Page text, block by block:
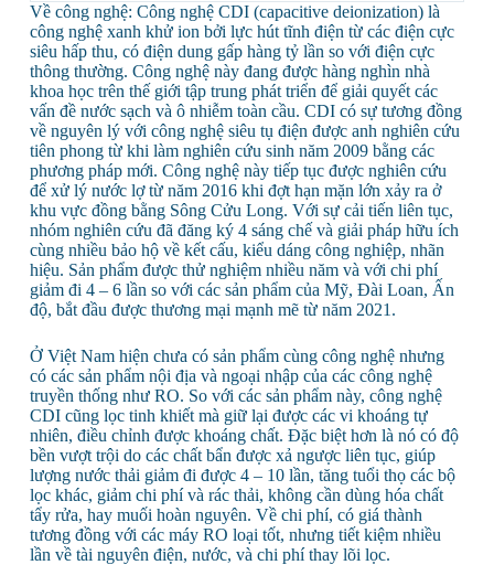
Về công nghệ: Công nghệ CDI (capacitive deionization) là
công nghệ xanh khử ion bởi lực hút tĩnh điện từ các điện cực
siêu hấp thu, có điện dung gấp hàng tỷ lần so với điện cực
thông thường. Công nghệ này đang được hàng nghìn nhà
khoa học trên thế giới tập trung phát triển để giải quyết các
vấn đề nước sạch và ô nhiễm toàn cầu. CDI có sự tương đồng
về nguyên lý với công nghệ siêu tụ điện được anh nghiên cứu
tiên phong từ khi làm nghiên cứu sinh năm 2009 bằng các
phương pháp mới. Công nghệ này tiếp tục được nghiên cứu
để xử lý nước lợ từ năm 2016 khi đợt hạn mặn lớn xảy ra ở
khu vực đồng bằng Sông Cửu Long. Với sự cải tiến liên tục,
nhóm nghiên cứu đã đăng ký 4 sáng chế và giải pháp hữu ích
cùng nhiều bảo hộ về kết cấu, kiểu dáng công nghiệp, nhãn
hiệu. Sản phẩm được thử nghiệm nhiều năm và với chi phí
giảm đi 4 – 6 lần so với các sản phẩm của Mỹ, Đài Loan, Ấn
độ, bắt đầu được thương mại mạnh mẽ từ năm 2021.
Ở Việt Nam hiện chưa có sản phẩm cùng công nghệ nhưng
có các sản phẩm nội địa và ngoại nhập của các công nghệ
truyền thống như RO. So với các sản phẩm này, công nghệ
CDI cũng lọc tinh khiết mà giữ lại được các vi khoáng tự
nhiên, điều chỉnh được khoáng chất. Đặc biệt hơn là nó có độ
bền vượt trội do các chất bẩn được xả ngược liên tục, giúp
lượng nước thải giảm đi được 4 – 10 lần, tăng tuổi thọ các bộ
lọc khác, giảm chi phí và rác thải, không cần dùng hóa chất
tẩy rửa, hay muối hoàn nguyên. Về chi phí, có giá thành
tương đồng với các máy RO loại tốt, nhưng tiết kiệm nhiều
lần về tài nguyên điện, nước, và chi phí thay lõi lọc.